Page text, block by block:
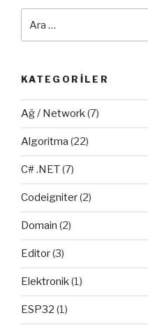
KATEGORILER
Ağ / Network(7)
Algoritma (22)
C# .NET(7)
Codeigniter(2)
Domain (2)
Editor(3)
Elektronik(1)
ESP32 (1)